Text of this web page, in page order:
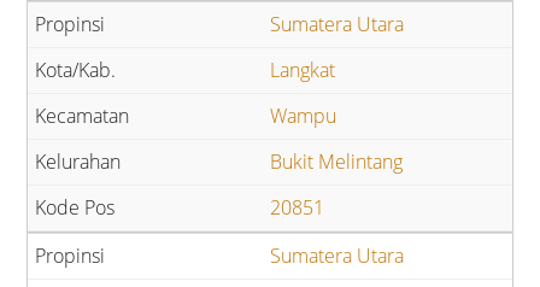
Sumatera Utara
Langkat
Wampu
Bukit Melintang
20851
Sumatera Utara